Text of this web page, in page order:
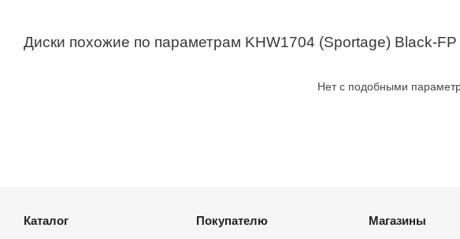
Диски похожие по параметрам KHW1704 (Sportage) Black-
Нет с подобными
Каталог Покупателю Магазины